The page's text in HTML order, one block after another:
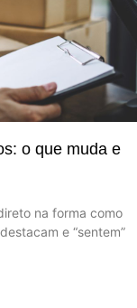
o que muda e
na forma como
e “sentem”